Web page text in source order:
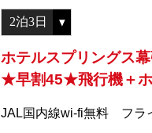
ホテルスプリングス
★早割45★飛行機＋ホ
JAL国内線wi-fi無料 フラ